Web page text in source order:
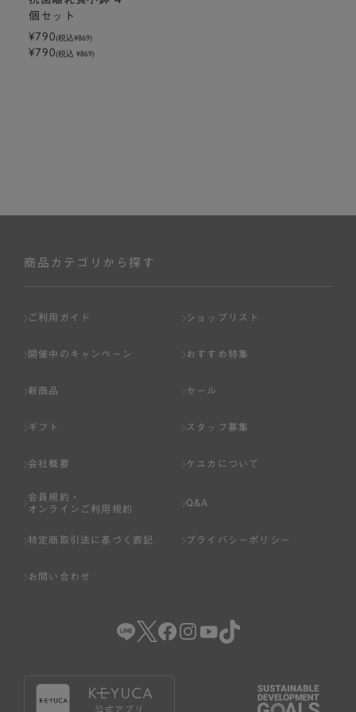
個セット
¥790(税込¥869)
¥790(税込 ¥869)
商品カテゴリから探す
ご利用ガイド ショップリスト
開催中のキャンペーン おすすめ特集
新商品 セール
ギフト スタッフ募集
会社概要 ケユカについて
会員規約・
オンラインご利用規約
Q&A
特定商取引法に基づく表記 プライバシーポリシー
お問い合わせ